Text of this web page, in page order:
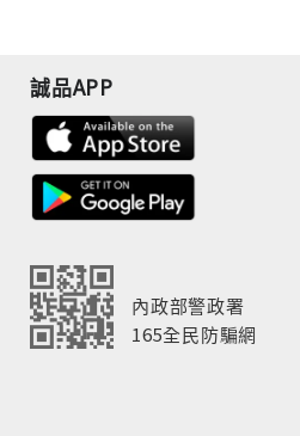
誠品APP
內政部警政署
165全民防騙網